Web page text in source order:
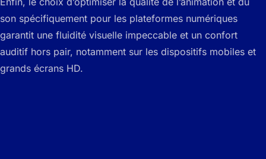
son spécifiquement pour les plateformes numériques
garantit une fluidité visuelle impeccable et un confort
auditif hors pair, notamment sur les dispositifs mobiles et
grands écrans HD.